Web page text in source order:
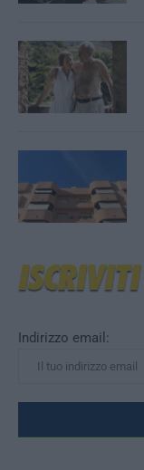
Indirizzo email: